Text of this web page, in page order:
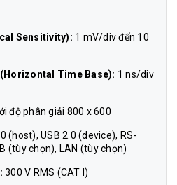
Sensitivity): 1 mV/div đến 10
Time Base): 1 ns/div
độ phân giải 800 x 600
(host), USB 2.0 (device), RS-
(tùy chọn), LAN (tùy chọn)
300 V RMS (CAT I)